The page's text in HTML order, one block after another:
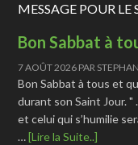
MESSAGE POUR LE
Bon Sabbat à
7 AOÛT 2026 PAR
Bon Sabbat à tous et
durant son Saint Jour. "
et celui qui s’humilie
…[Lire la Suite..]